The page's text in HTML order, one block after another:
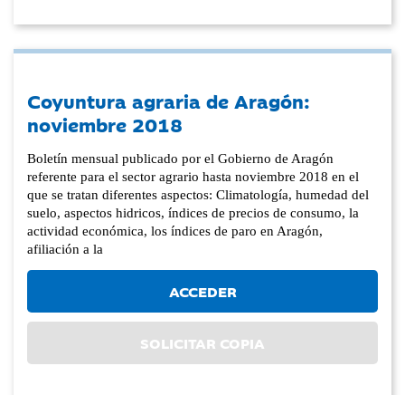
Coyuntura agraria de Aragón:
noviembre 2018
Boletín mensual publicado por el Gobierno de Aragón
referente para el sector agrario hasta noviembre 2018 en el
que se tratan diferentes aspectos: Climatología, humedad del
suelo, aspectos hidricos, índices de precios de consumo, la
actividad económica, los índices de paro en Aragón,
afiliación a la
ACCEDER
SOLICITAR COPIA